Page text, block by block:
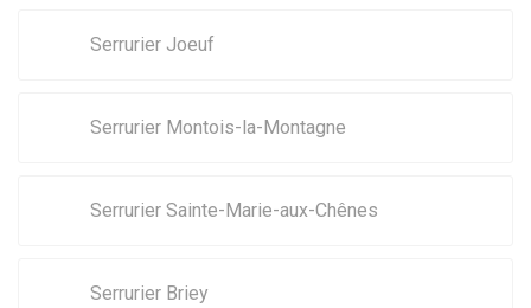
Serrurier Joeuf
Serrurier Montois-la-Montagne
Serrurier Sainte-Marie-aux-Chênes
Serrurier Briey